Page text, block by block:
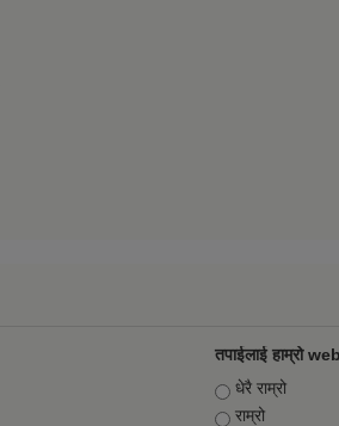
तपाईलाई हाम्रो
Choices
धेरै राम्रो
राम्रो